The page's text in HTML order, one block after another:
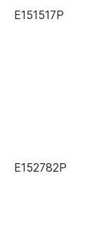
E151517P
E152782P